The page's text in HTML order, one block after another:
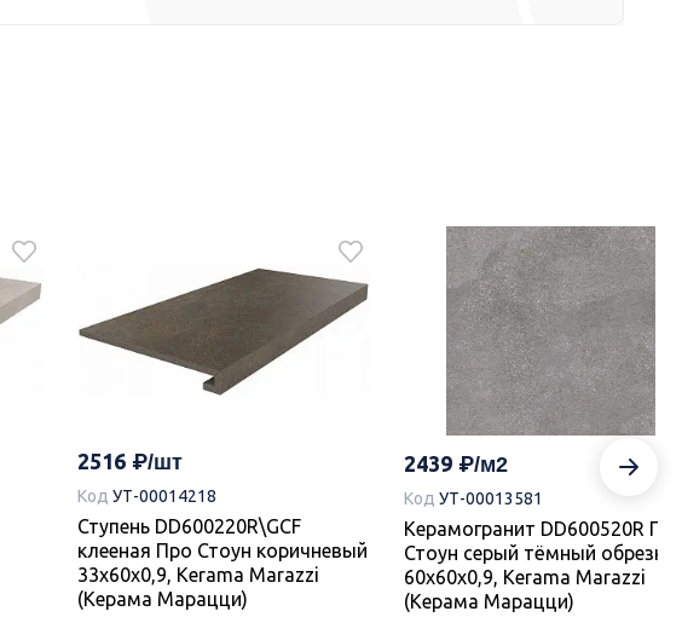
2516
Код УТ-00014218
Ступень DD600220R\GCF
клееная Про Стоун коричневый
33x60x0,9, Kerama Marazzi
(Керама Марацци)
2439
Код УТ-00013581
Керамогранит DD600520R
Стоун серый тёмный
60x60x0,9, Kerama Marazzi
(Керама Марацци)